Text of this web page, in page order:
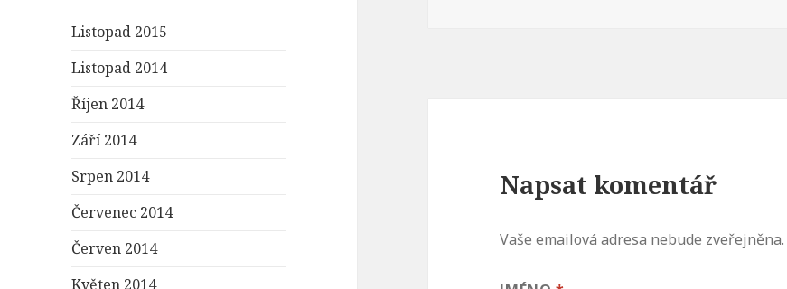
Listopad 2015
Listopad 2014
Říjen 2014
Září 2014
Srpen 2014
Červenec 2014
Červen 2014
Květen 2014
Napsat komentář
Vaše emailová adresa nebude zveřejněna.